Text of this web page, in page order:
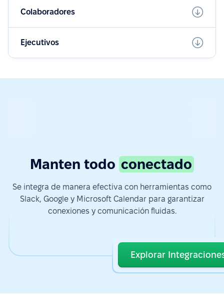
Colaboradores
Ejecutivos
Manten todo conectado
Se integra de manera efectiva con herramientas como
Slack, Google y Microsoft Calendar para garantizar
conexiones y comunicación fluidas.
Explorar